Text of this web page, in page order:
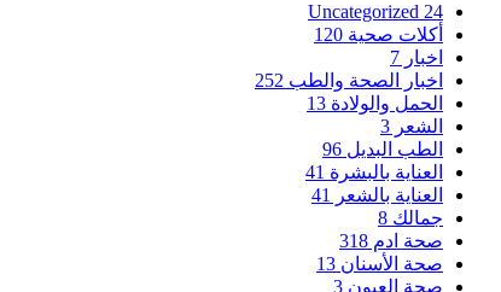
Uncategorized 24
أكلات صحية 120
اخبار 7
اخبار الصحة والطب 252
الحمل والولادة 13
الشعر 3
الطب البديل 96
العناية بالبشرة 41
العناية بالشعر
41
جمالك 8
صحة ادم 318
صحة الأسنان 13
صحة العيون 3